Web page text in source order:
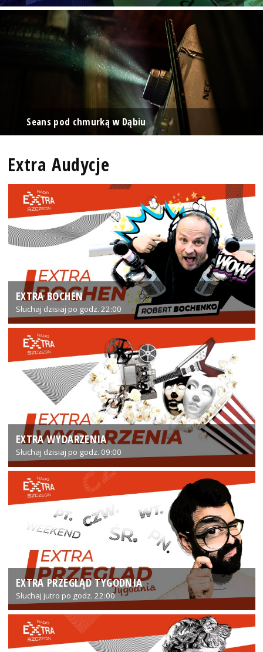
Seans pod chmurką w Dąbiu
Extra Audycje
EXTRA BOCHEN
Słuchaj dzisiaj po godz. 22:00
EXTRA WYDARZENIA
Słuchaj dzisiaj po godz. 09:00
EXTRA PRZEGLĄD TYGODNIA
Słuchaj jutro po godz. 22:00